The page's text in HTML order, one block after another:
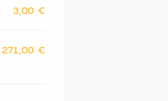
3,00 €
271,00 €